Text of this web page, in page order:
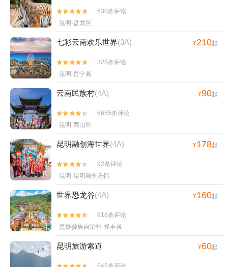


630条评论
昆明·盘龙区
七彩云南欢乐世界(3A) ¥210起


325条评论
昆明·晋宁县
云南民族村(4A) ¥90起


6655条评论
昆明·西山区
昆明融创海世界(4A) ¥178起


92条评论
昆明·昆明融创乐园
世界恐龙谷(4A) ¥160起


916条评论
楚雄彝族自治州·禄丰县
昆明旅游索道 ¥60起